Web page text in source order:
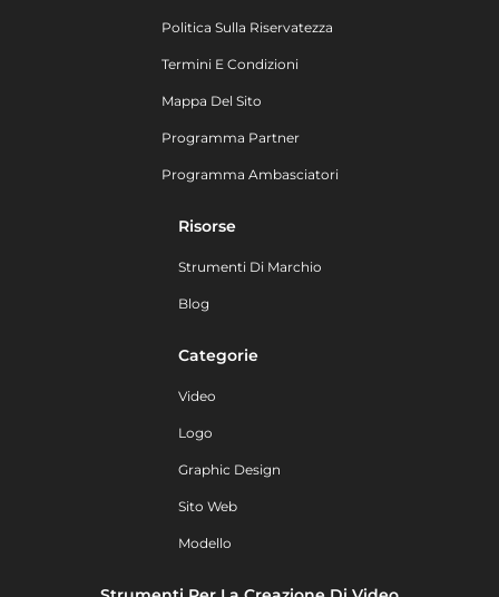
Politica Sulla Riservatezza
Termini E Condizioni
Mappa Del Sito
Programma Partner
Programma Ambasciatori
Risorse
Strumenti Di Marchio
Blog
Categorie
Video
Logo
Graphic Design
Sito Web
Modello